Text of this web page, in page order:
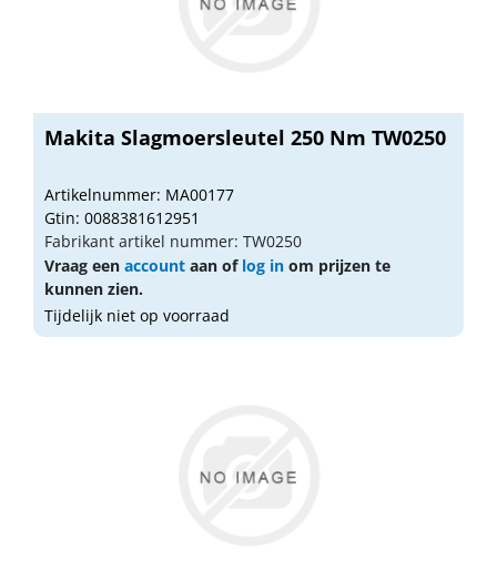
Makita Slagmoersleutel 250 Nm TW0250
Artikelnummer: MA00177
Gtin: 0088381612951
Fabrikant artikel nummer: TW0250
Vraag een account aan of log in om prijzen te
kunnen zien.
Tijdelijk niet op voorraad